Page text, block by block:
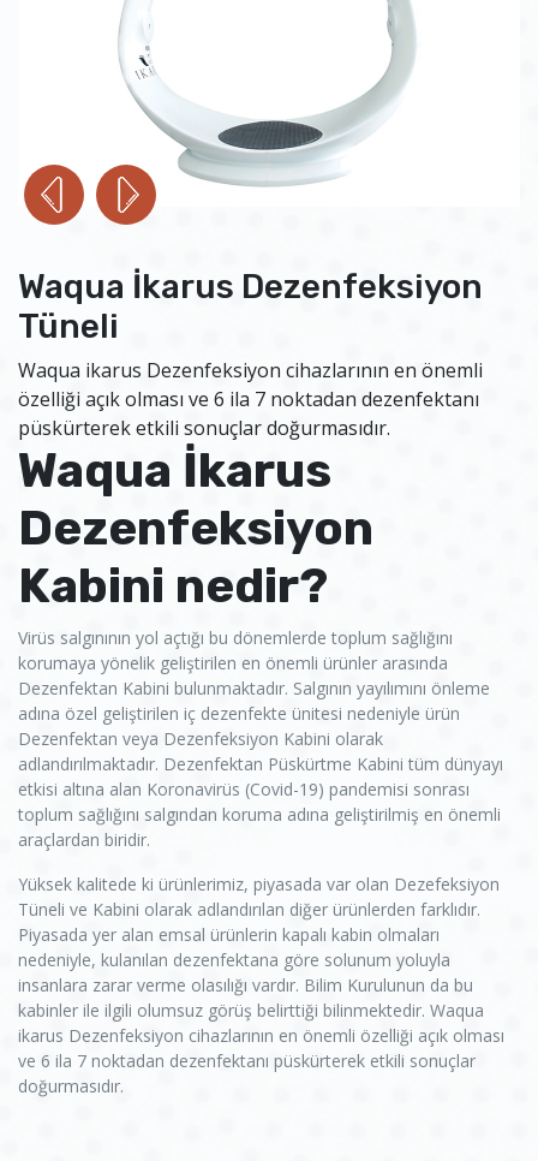
Waqua İkarus Dezenfeksiyon
Tüneli
Waqua ikarus Dezenfeksiyon cihazlarının en önemli
özelliği açık olması ve 6 ila 7 noktadan dezenfektanı
püskürterek etkili sonuçlar doğurmasıdır.
Waqua İkarus
Dezenfeksiyon
Kabini nedir?
Virüs salgınının yol açtığı bu dönemlerde toplum sağlığını
korumaya yönelik geliştirilen en önemli ürünler arasında
Dezenfektan Kabini bulunmaktadır. Salgının yayılımını önleme
adına özel geliştirilen iç dezenfekte ünitesi nedeniyle ürün
Dezenfektan veya Dezenfeksiyon Kabini olarak
adlandırılmaktadır. Dezenfektan Püskürtme Kabini tüm dünyayı
etkisi altına alan Koronavirüs (Covid-19) pandemisi sonrası
toplum sağlığını salgından koruma adına geliştirilmiş en önemli
araçlardan biridir.
Yüksek kalitede ki ürünlerimiz, piyasada var olan Dezefeksiyon
Tüneli ve Kabini olarak adlandırılan diğer ürünlerden farklıdır.
Piyasada yer alan emsal ürünlerin kapalı kabin olmaları
nedeniyle, kulanılan dezenfektana göre solunum yoluyla
insanlara zarar verme olasılığı vardır. Bilim Kurulunun da bu
kabinler ile ilgili olumsuz görüş belirttiği bilinmektedir. Waqua
ikarus Dezenfeksiyon cihazlarının en önemli özelliği açık olması
ve 6 ila 7 noktadan dezenfektanı püskürterek etkili sonuçlar
doğurmasıdır.